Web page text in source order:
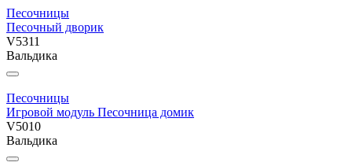
Песочницы
Песочный дворик
V5311
Вальдика
Песочницы
Игровой модуль Песочница домик
V5010
Вальдика